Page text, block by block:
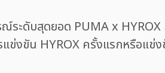
ะดับสุดยอด PUMA x
งขัน HYROX ครั้งแรกหรือแข่